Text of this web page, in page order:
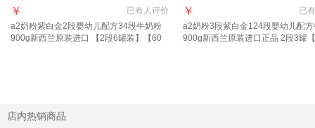
已有人评价
￥
a2奶粉紫白金2段婴幼儿配方34段牛奶粉
900g新西兰原装进口 【2段6罐装】【60
已有
￥
a2奶粉3段紫白金124段婴幼儿配
900g新西兰原装进口正品 2段3罐
店内热销商品